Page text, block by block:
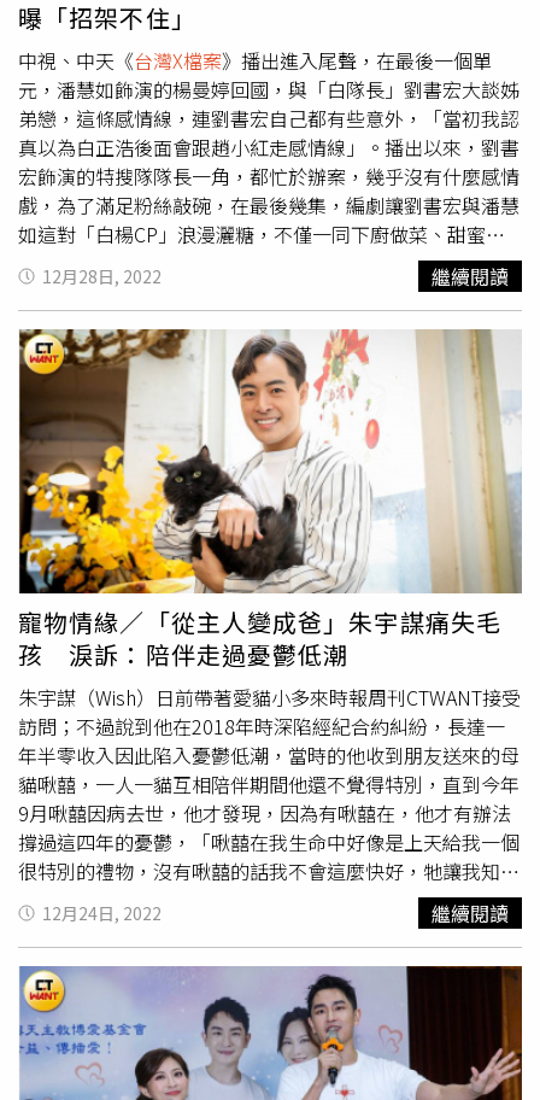
等級的虛實合一技術，打造一部動作奇幻片，為世新大學甚
至台灣開啟虛擬製作的元宇宙。《惡靈世界》講述這個世界
其實充滿了惡靈，政府怕人民失控、恐慌，所以一直用各種
方法隱瞞，雖然政客有不同的政治立場，可是基本上多半還
是會遵守世界的隱藏性規定。
曝「招架不住」
中視、中天《台灣X檔案》播出進入尾聲，在最後一個單
元，潘慧如飾演的楊曼婷回國，與「白隊長」劉書宏大談姊
弟戀，這條感情線，連劉書宏自己都有些意外，「當初我認
真以為白正浩後面會跟趙小紅走感情線」。播出以來，劉書
宏飾演的特搜隊隊長一角，都忙於辦案，幾乎沒有什麼感情
戲，為了滿足粉絲敲碗，在最後幾集，編劇讓劉書宏與潘慧
如這對「白楊CP」浪漫灑糖，不僅一同下廚做菜、甜蜜互
餵，還有直球告白的吻戲，「我看到劇本也嚇一跳，直球對
決、告白親額頭樣樣來，有點招架不住」，為了呈現CP
感，劉書宏在拍攝現場會與潘慧如相互討論，所以拍起來更
為自然。《台灣X檔案 》一共有8個單元，每個單元劉書宏都
很難忘，而每一集更都有不同的心境跟想法，如今要迎來大
結局，他格外不捨，而今年對他來說，最具意義的一件事就
是參與《台灣X檔案 》的演出，而這也是他在演藝圈第一部
當男主的八點檔。「白隊長」一角讓劉書宏演的非常過癮，
但他接下來最想挑戰的竟是大反派，「而且是很壞的那
種」。新的一年，劉書宏也預告會在YouTube開立頻道，跟
大家分享自己的生活圈。至於跨年假期，他打算跟許久不見
的朋友聚一聚，另外也會想約一波特搜隊成員，「太久沒看
到隊員有點不習慣。」（圖／中視提供）整部戲進入倒數階
段，劇情也揭開「農夫」、「發哥」、「臥底」等謎團，讓
網友直呼精彩，紛紛留言「一小時完全看不夠」、「好劇帶
給社會正能量」、「一起實現正義」等，越到最後劇情越有
爆炸性發展的《台灣X檔案》週一至週五晚間8點在中視、中
天娛樂台播出。
12月28日, 2022 繼續閱讀
寵物情緣／「從主人變成爸」朱宇謀痛失毛
孩 淚訴：陪伴走過憂鬱低潮
朱宇謀（Wish）日前帶著愛貓小多來時報周刊CTWANT接受
訪問；不過說到他在2018年時深陷經紀合約糾紛，長達一
年半零收入因此陷入憂鬱低潮，當時的他收到朋友送來的母
貓啾囍，一人一貓互相陪伴期間他還不覺得特別，直到今年
9月啾囍因病去世，他才發現，因為有啾囍在，他才有辦法
撐過這四年的憂鬱，「啾囍在我生命中好像是上天給我一個
很特別的禮物，沒有啾囍的話我不會這麼快好，牠讓我知道
生命是很重要的。」憶起啾囍的好也落下淚來。他坦言因為
官司纏身對人性失望，同時也對自己不信任，朱宇謀一直認
為：「是不是自己不夠好搞砸了？」但自從有了啾囍，他成
長很多，懂得什麼是愛，也相信生命中大家都是需要互相照
顧跟陪伴的，「啾囍這時間都陪著我吸收我的負能量，是因
為有牠我才能變好。」小多個性活潑、調皮，是個完全不會
害羞的毛孩。（圖／侯世駿攝）回想當初朋友送來三個月大
12月24日, 2022 繼續閱讀